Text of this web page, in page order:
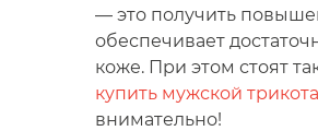
— это получить
обеспечивает
коже. При этом стоят
купить мужской
внимательно!